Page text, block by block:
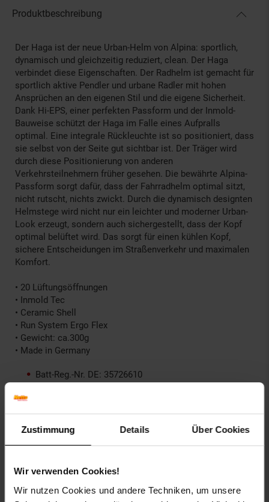
Zustimmung Details Über Cookies
Wir verwenden Cookies!
Wir nutzen Cookies und andere Techniken, um unsere
Produktbeschreibung
Der Haga ist der neue Urban-Helm von Alpina: sportlich,
dynamisch und gleichzeitig reduziert, clean. Der Haga
verbindet diese Eigenschaften. Der Radhelm ist gemacht für
sportlich aktive Pendler und urbane Radler mit hohen
Ansprüchen an den eigenen Stil und die eigene Sicherheit.
Dank Hi-EPS, einer perfekten Passform und der Inmold-
Bauweise schützt der Haga im Falle eines Aufpralls
optimal. Eine integrale Rückleuchte ist so positioniert, dass
sie selbst von der Seite gut sichtbar ist. Der Träger wird
durch diese Positionierung von anderen
Verkehrsteilnehmern früher gesehen. Die bewährte Alpina-
Passform sorgt dafür, dass der Fahrradhelm optimal sitzt,
nicht rutscht, nichts zwickt. Durch die dynamisch designten
Helmstege wird nicht nur ein leichter und moderner Urban-
Look erzeugt, sondern auch sichergestellt, dass der Kopf
optimal belüftet wird. Das sorgt für einen kühlen Kopf,
sichere Entscheidungen im Straßenverkehr und maximalen
Komfort.
• 20 Lüftungsöffnungen
• Inmold Tec
• Ceramic Shell
• Run System Ergo Flex
• Gewicht: ca.300g
• Made in Germany
Batt-Reg.-Nr. DE: 35726610
ProdSV Land: Germany
ProdSV PLZ: 85254
ProdSV Hausnummer: 8-10
ProdSV Straße: Hirschbergstraße
Warnhinweis: Keine Warnhinweise vorhanden
productSafety Address: Hirschbergstraße 8-10, 85254